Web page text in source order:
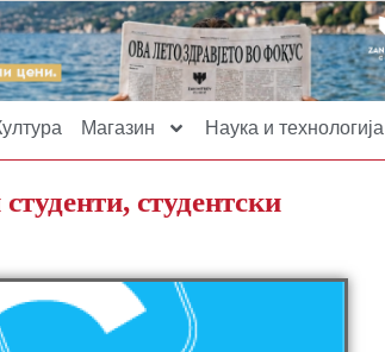
Магазин Наука и технологија
студентски